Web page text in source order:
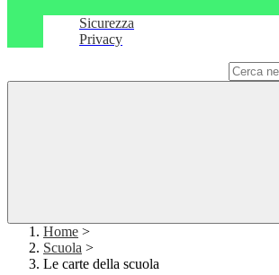
Sicurezza
Privacy
Home >
Scuola >
Le carte della scuola